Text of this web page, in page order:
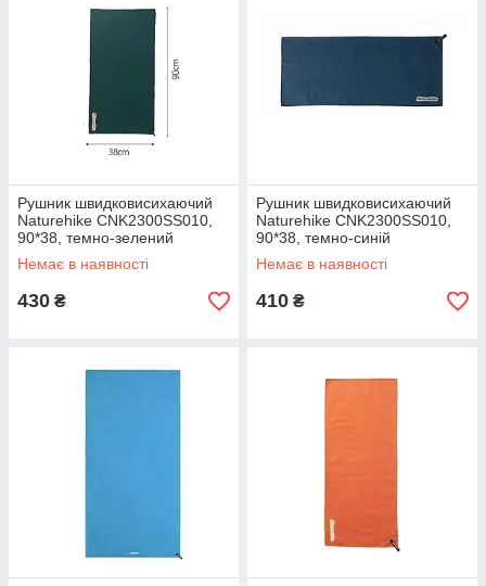
Рушник швидковисихаючий
Naturehike CNK2300SS010,
90*38, темно-зелений
Немає в наявності
430 ₴
Рушник швидковисихаючий
Naturehike CNK2300SS010,
90*38, темно-синій
Немає в наявності
410 ₴